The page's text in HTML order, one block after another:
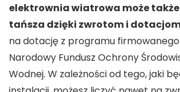
elektrownia wiatrowa może
tańsza dzięki zwrotom i
na dotację z programu
Narodowy Fundusz Ochrony
Wodnej. W zależności od tego, jaki